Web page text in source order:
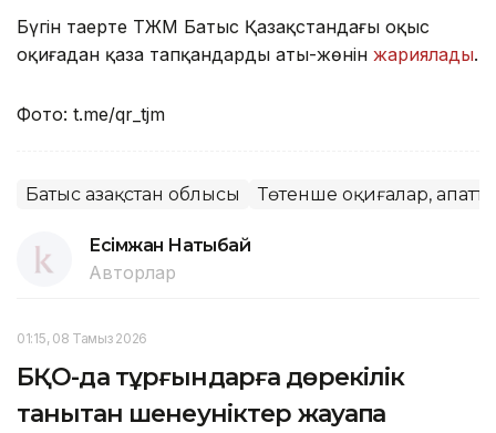
Бүгін таңертең ТЖМ Батыс Қазақстандағы оқыс
оқиғадан қаза тапқандардың аты-жөнін жариялады.
Фото: t.me/qr_tjm
Батыс Қазақстан облысы Төтенше оқиғалар,
Есімжан Нақтыбай
Авторлар
01:15, 08 Тамыз 2026
БҚО-да тұрғындарға дөрекілік
танытқан шенеуніктер жауапқа